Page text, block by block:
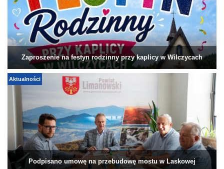
Zaproszenie na festyn rodzinny przy kaplicy w Wilczycach
Aktualności
Podpisano umowę na przebudowę mostu w Laskowej